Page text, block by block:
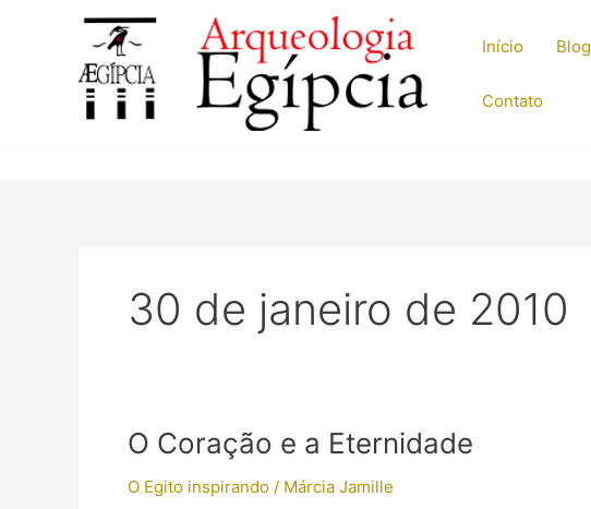
Início Blog
Contato
30 de janeiro de 2010
O Coração e a Eternidade
O Egito inspirando / Márcia Jamille